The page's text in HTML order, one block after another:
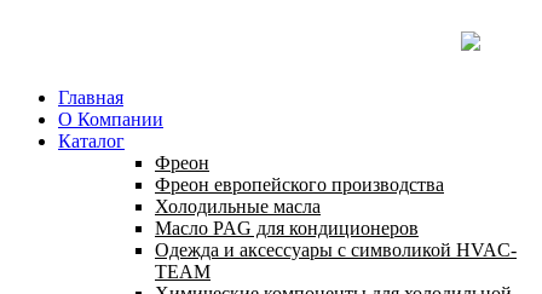
Главная
О Компании
Каталог
Фреон
Фреон европейского производства
Холодильные масла
Масло PAG для кондиционеров
Одежда и аксессуары с символикой HVAC-
TEAM